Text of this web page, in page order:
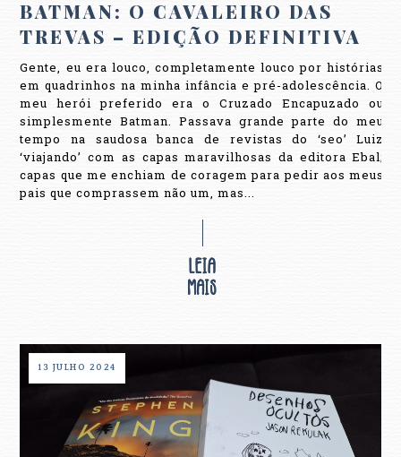
BATMAN: O CAVALEIRO DAS
TREVAS – EDIÇÃO DEFINITIVA
Gente, eu era louco, completamente louco por histórias
em quadrinhos na minha infância e pré-adolescência. O
meu herói preferido era o Cruzado Encapuzado ou
simplesmente Batman. Passava grande parte do meu
tempo na saudosa banca de revistas do ‘seo’ Luiz
‘viajando’ com as capas maravilhosas da editora Ebal;
capas que me enchiam de coragem para pedir aos meus
pais que comprassem não um, mas...
13 JULHO 2024